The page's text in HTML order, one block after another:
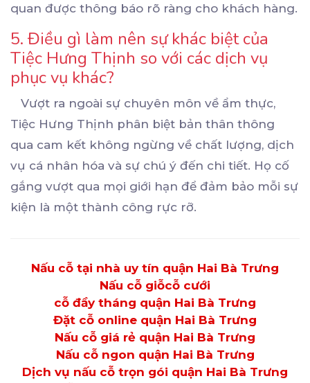
quan được thông báo rõ ràng cho khách hàng.
5. Điều gì làm nên sự khác biệt của
Tiệc Hưng Thịnh so với các dịch vụ
phục vụ khác?
Vượt ra ngoài sự chuyên môn về ẩm thực,
Tiệc Hưng Thịnh phân biệt bản thân thông
qua cam kết không ngừng về chất lượng, dịch
vụ cá nhân hóa và sự chú ý đến chi tiết. Họ cố
gắng vượt qua mọi giới hạn để đảm bảo mỗi sự
kiện là một thành công rực rỡ.
Nấu cỗ tại nhà uy tín quận Hai Bà Trưng
Nấu cỗ giỗcỗ cưới
cỗ đầy tháng quận Hai Bà Trưng
Đặt cỗ online quận Hai Bà Trưng
Nấu cỗ giá rẻ quận Hai Bà Trưng
Nấu cỗ ngon quận Hai Bà Trưng
Dịch vụ nấu cỗ trọn gói quận Hai Bà Trưng